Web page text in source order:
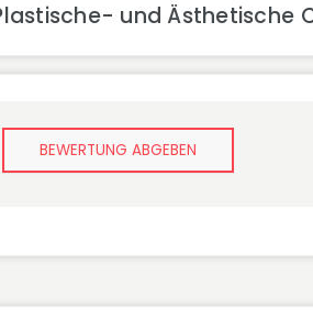
und Ästhetische
BEWERTUNG ABGEBEN